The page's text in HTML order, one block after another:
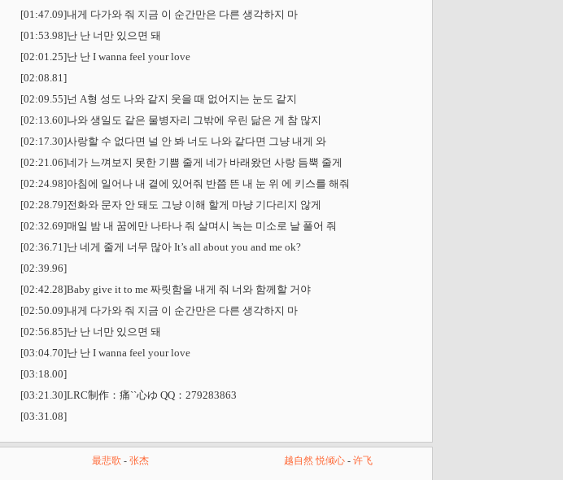
[01:47.09]내게 다가와 줘 지금 이 순간만은 다른 생각하지 마
[01:53.98]난 난 너만 있으면 돼
[02:01.25]난 난 I wanna feel your love
[02:08.81]
[02:09.55]넌 A형 성도 나와 같지 웃을 때 없어지는 눈도 같지
[02:13.60]나와 생일도 같은 물병자리 그밖에 우린 닮은 게 참 많지
[02:17.30]사랑할 수 없다면 널 안 봐 너도 나와 같다면 그냥 내게 와
[02:21.06]네가 느껴보지 못한 기쁨 줄게 네가 바래왔던 사랑 듬뿍 줄게
[02:24.98]아침에 일어나 내 곁에 있어줘 반쯤 뜬 내 눈 위 에 키스를 해줘
[02:28.79]전화와 문자 안 돼도 그냥 이해 할게 마냥 기다리지 않게
[02:32.69]매일 밤 내 꿈에만 나타나 줘 살며시 녹는 미소로 날 풀어 줘
[02:36.71]난 네게 줄게 너무 많아 It’s all about you and me ok?
[02:39.96]
[02:42.28]Baby give it to me 짜릿함을 내게 줘 너와 함께할 거야
[02:50.09]내게 다가와 줘 지금 이 순간만은 다른 생각하지 마
[02:56.85]난 난 너만 있으면 돼
[03:04.70]난 난 I wanna feel your love
[03:18.00]
[03:21.30]LRC制作：痛``心ゆ QQ：279283863
[03:31.08]
最悲歌 - 张杰 越自然 悦倾心- 许飞